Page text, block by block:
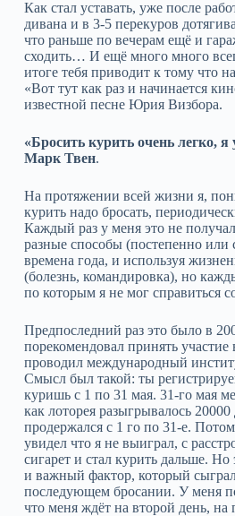
Как стал уставать, уже после
дивана и в 3-5 перекуров
что раньше по вечерам ещё и
сходить… И ещё много много
итоге тебя приводит к тому что
«Вот тут как раз и начинается
известной песне Юрия Визбора.
«Бросить курить очень легко, я
Марк Твен.
На протяжении всей жизни я,
курить надо бросать,
Каждый раз у меня это не
разные способы (постепенно или
времена года, и используя
(болезнь, командировка), но
по которым я не мог справиться
Предпоследний раз это было в
порекомендовал принять участие
проводил международный
Смысл был такой: ты
куришь с 1 по 31 мая. 31-го мая
как лоторея разыгрывалось
продержался с 1 го по 31-е.
увидел что я не выиграл, с
сигарет и стал курить дальше.
и важный фактор, который
последующем бросании. У меня
что меня ждёт на второй день,